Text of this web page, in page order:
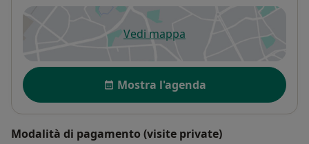
Vedi mappasi apre in una nuova scheda
Disponibilità
Mostra l'agenda
Modalità di pagamento (visite private)